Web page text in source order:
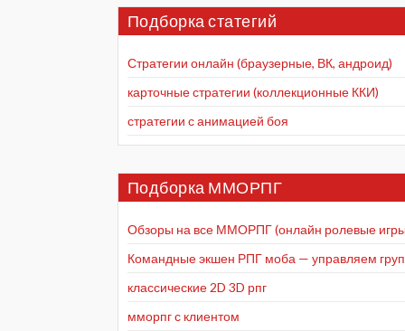
Подборка статегий
Стратегии онлайн (браузерные, ВК, андроид)
карточные стратегии (коллекционные ККИ)
стратегии с анимацией боя
Подборка ММОРПГ
Обзоры на все ММОРПГ (онлайн ролевые
Командные экшен РПГ моба — управляем
классические 2D 3D рпг
мморпг с клиентом